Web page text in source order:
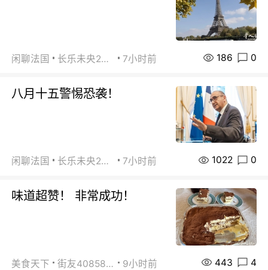
闲聊法国 长乐未央2015 7小时前 186 0
八月十五警惕恐袭！
闲聊法国 长乐未央2015 7小时前 1022 0
味道超赞！ 非常成功！
美食天下 街友40858442 9小时前 443 4